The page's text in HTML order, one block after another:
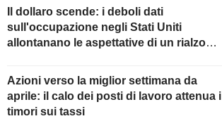
Il dollaro scende: i deboli dati
sull'occupazione negli Stati Uniti
allontanano le aspettative di un rialzo
Azioni verso la miglior settimana da
aprile: il calo dei posti di lavoro attenua i
timori sui tassi